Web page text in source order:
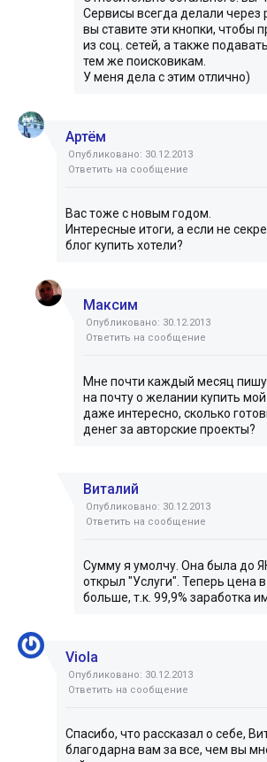
Сервисы всегда делали через
вы ставите эти кнопки, чтобы
из соц. сетей, а также
тем же поисковикам.
У меня дела с этим отлично)
Артём
Опубликовано: 30.12.2013
Ответить на сообщение
Вас тоже с новым годом.
Интересные итоги, а если не
блог купить хотели?
Максим
Опубликовано: 30.12.2013
Ответить на сообщение
Мне почти каждый месяц
на почту о желании купить мой
даже интересно, сколько
денег за авторские проекты?
Виталий
Опубликовано: 30.12.2013
Ответить на сообщение
Сумму я умолчу. Она была до
открыл "Услуги". Теперь цена
больше, т.к. 99,9% заработка
Viola
Опубликовано: 30.12.2013
Ответить на сообщение
Спасибо, что рассказал о себе,
благодарна вам за все, чем вы